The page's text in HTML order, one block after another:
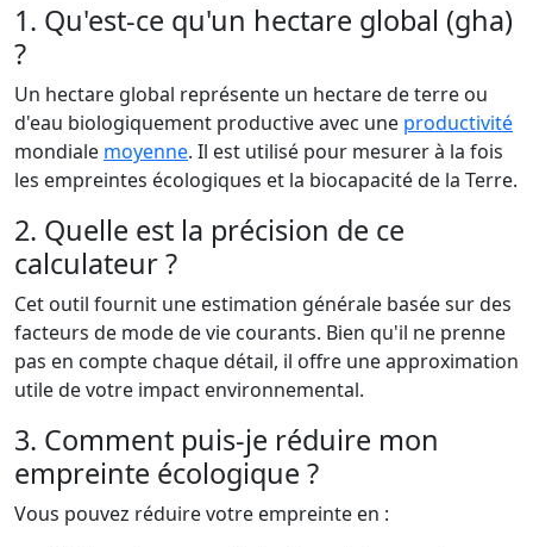
1. Qu'est-ce qu'un hectare global (gha)
?
Un hectare global représente un hectare de terre ou
d'eau biologiquement productive avec une productivité
mondiale moyenne. Il est utilisé pour mesurer à la fois
les empreintes écologiques et la biocapacité de la Terre.
2. Quelle est la précision de ce
calculateur ?
Cet outil fournit une estimation générale basée sur des
facteurs de mode de vie courants. Bien qu'il ne prenne
pas en compte chaque détail, il offre une approximation
utile de votre impact environnemental.
3. Comment puis-je réduire mon
empreinte écologique ?
Vous pouvez réduire votre empreinte en :